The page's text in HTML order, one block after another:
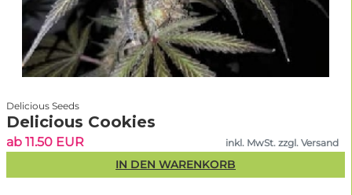
Delicious Seeds
Delicious Cookies
ab 11.50 EUR inkl. MwSt. zzgl. Versand
IN DEN WARENKORB